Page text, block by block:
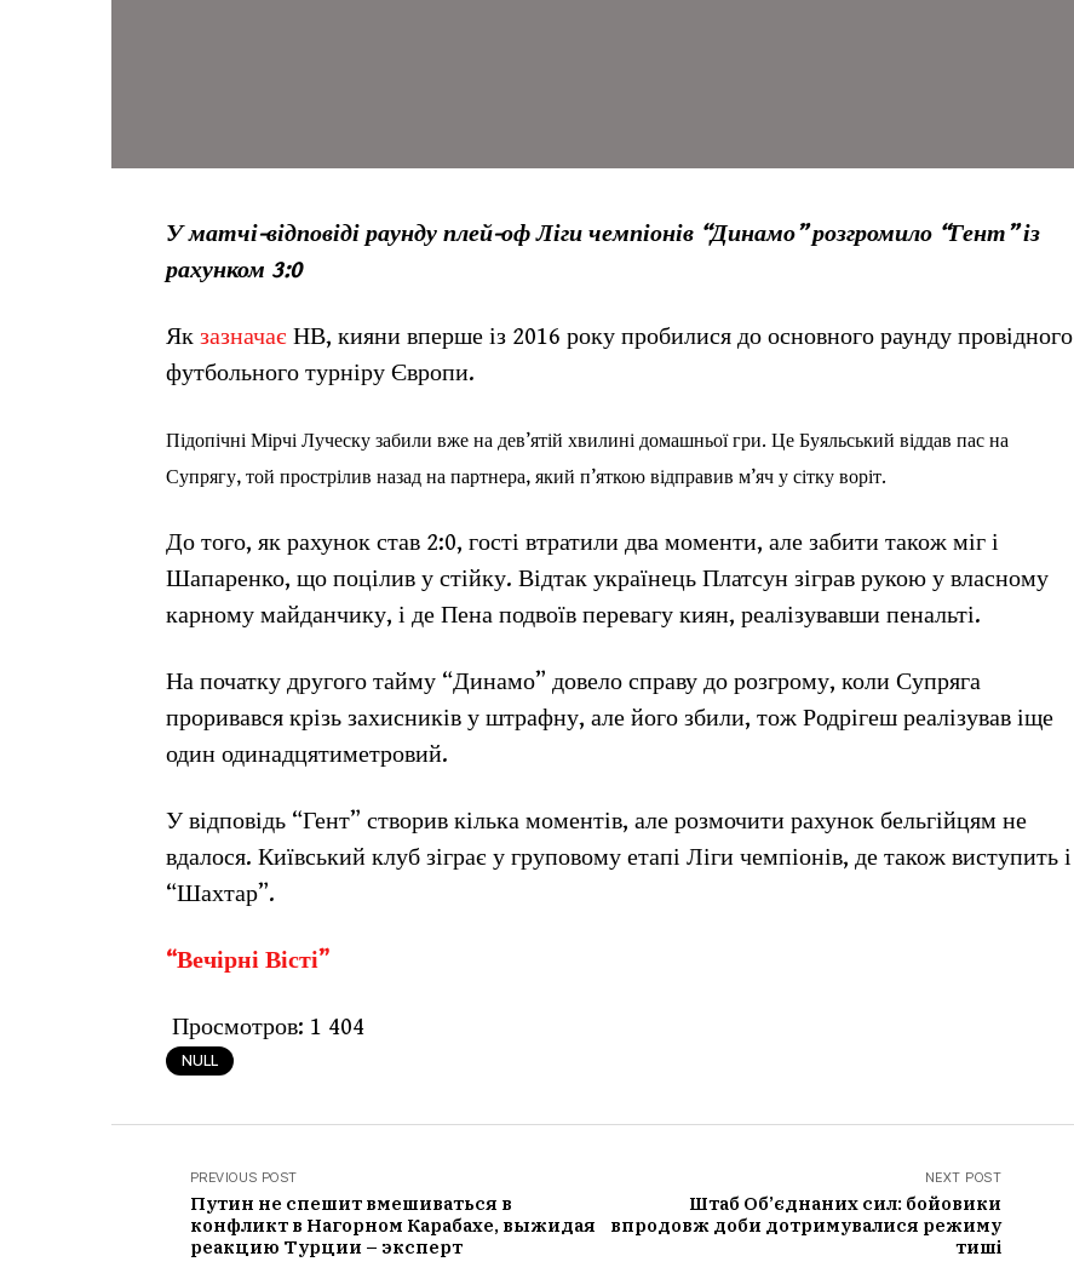
У матчі-відповіді раунду плей-оф Ліги чемпіонів “Динамо” розгромило “Гент” із
рахунком 3:0
Як зазначає НВ, кияни вперше із 2016 року пробилися до основного раунду провідного
футбольного турніру Європи.
Підопічні Мірчі Луческу забили вже на дев’ятій хвилині домашньої гри. Це Буяльський віддав пас на
Супрягу, той прострілив назад на партнера, який п’яткою відправив м’яч у сітку воріт.
До того, як рахунок став 2:0, гості втратили два моменти, але забити також міг і
Шапаренко, що поцілив у стійку. Відтак українець Платсун зіграв рукою у власному
карному майданчику, і де Пена подвоїв перевагу киян, реалізувавши пенальті.
На початку другого тайму “Динамо” довело справу до розгрому, коли Супряга
проривався крізь захисників у штрафну, але його збили, тож Родрігеш реалізував іще
один одинадцятиметровий.
У відповідь “Гент” створив кілька моментів, але розмочити рахунок бельгійцям не
вдалося. Київський клуб зіграє у груповому етапі Ліги чемпіонів, де також виступить і
“Шахтар”.
“Вечірні Вісті”
Просмотров: 1 404
NULL
PREVIOUS POST
Путин не спешит вмешиваться в
конфликт в Нагорном Карабахе, выжидая
реакцию Турции – эксперт
NEXT POST
Штаб Об’єднаних сил: бойовики
впродовж доби дотримувалися режиму
тиші